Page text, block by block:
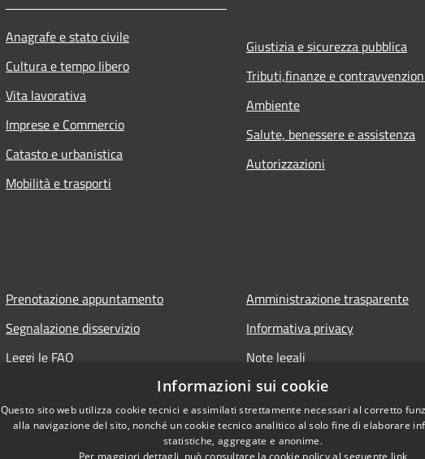
Anagrafe e stato civile
Cultura e tempo libero
Vita lavorativa
Imprese e Commercio
Catasto e urbanistica
Mobilità e trasporti
Giustizia e sicurezza pubblica
Tributi,finanze e
Ambiente
Salute, benessere e assistenza
Autorizzazioni
Prenotazione appuntamento
Segnalazione disservizio
Leggi le FAQ
Amministrazione trasparente
Informativa privacy
Note legali
Dichiarazione di accessibilità
Link app municipium
Informazioni sui cookie
Questo sito web utilizza cookie tecnici e assimilati strettamente necessari al corretto
alla navigazione del sito, nonché un cookie tecnico analitico al solo fine di elaborare
statistiche, aggregate e anonime.
Per maggiori dettagli, può consultare la cookie policy al seguente link